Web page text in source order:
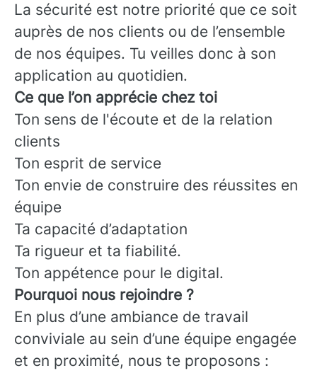
La sécurité est notre priorité que ce soit
auprès de nos clients ou de l’ensemble
de nos équipes. Tu veilles donc à son
application au quotidien.
Ce que l’on apprécie chez toi
Ton sens de l'écoute et de la relation
clients
Ton esprit de service
Ton envie de construire des réussites en
équipe
Ta capacité d’adaptation
Ta rigueur et ta fiabilité.
Ton appétence pour le digital.
Pourquoi nous rejoindre ?
En plus d’une ambiance de travail
conviviale au sein d’une équipe engagée
et en proximité, nous te proposons :